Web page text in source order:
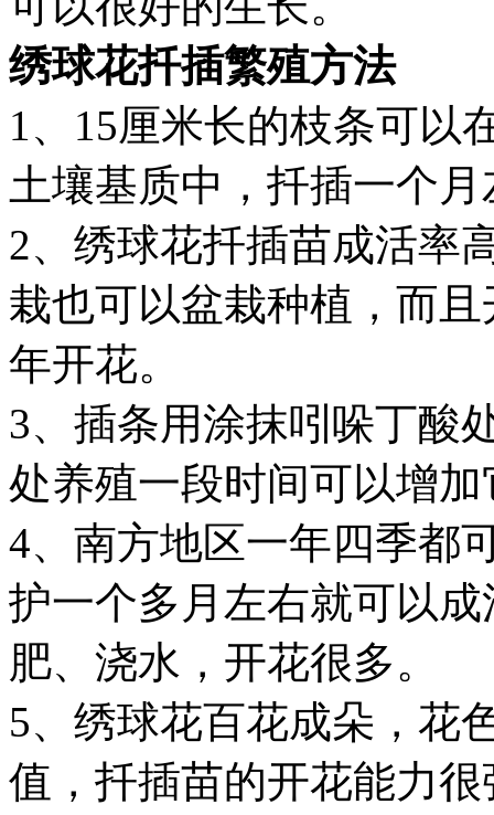
绣球花扦插繁殖方法
1、15厘米长的枝条可以
土壤基质中，扦插一个
2、绣球花扦插苗成活率
栽也可以盆栽种植，而
年开花。
3、插条用涂抹吲哚丁酸
处养殖一段时间可以增
4、南方地区一年四季都
护一个多月左右就可以
肥、浇水，开花很多。
5、绣球花百花成朵，花
值，扦插苗的开花能力